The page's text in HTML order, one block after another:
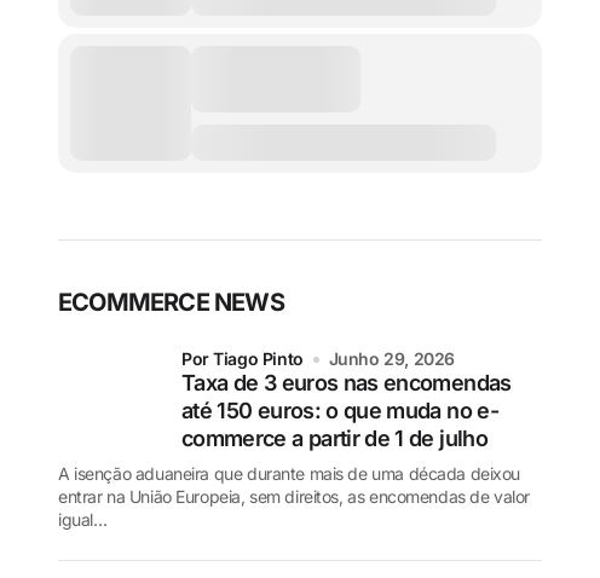
ECOMMERCE NEWS
Taxa de 3 euros nas encomendas
até 150 euros: o que muda no e-
commerce a partir de 1 de julho
por Tiago Pinto Junho 29, 2026
A isenção aduaneira que durante mais de uma década deixou
entrar na União Europeia, sem direitos, as encomendas de valor
igual…